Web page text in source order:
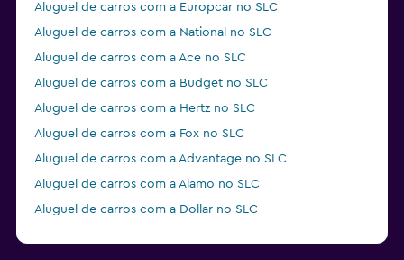
Aluguel de carros com a Europcar no SLC
Aluguel de carros com a National no SLC
Aluguel de carros com a Ace no SLC
Aluguel de carros com a Budget no SLC
Aluguel de carros com a Hertz no SLC
Aluguel de carros com a Fox no SLC
Aluguel de carros com a Advantage no SLC
Aluguel de carros com a Alamo no SLC
Aluguel de carros com a Dollar no SLC